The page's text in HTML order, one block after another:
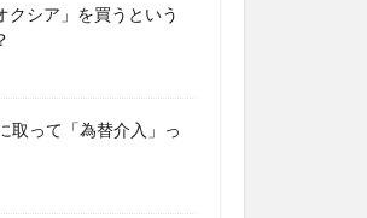
クシア」を買うという
取って「為替介入」っ